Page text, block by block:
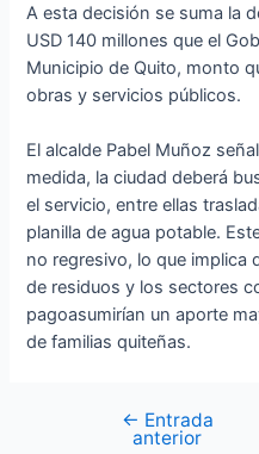
A esta decisión se suma la
USD 140 millones que el
Municipio de Quito, monto
obras y servicios públicos.
El alcalde Pabel Muñoz
medida, la ciudad deberá
el servicio, entre ellas
planilla de agua potable.
no regresivo, lo que implica
de residuos y los sectores
pagoasumirían un aporte
de familias quiteñas.
← Entrada
anterior